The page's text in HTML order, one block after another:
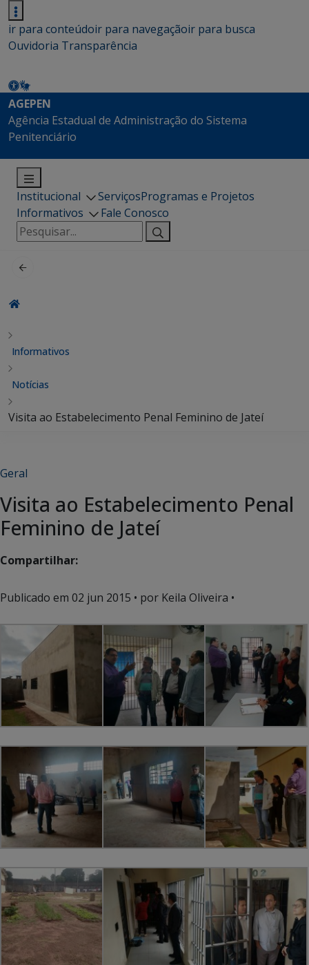
ir para conteúdoir para navegaçãoir para busca
Ouvidoria Transparência
AGEPEN
Agência Estadual de Administração do Sistema
Penitenciário
Institucional ServiçosProgramas e Projetos
Informativos
Fale Conosco
Pesquisar
por:
Informativos
Notícias
Visita ao Estabelecimento Penal Feminino de Jateí
Geral
Visita ao Estabelecimento Penal
Feminino de Jateí
Compartilhar:
Publicado em 02 jun 2015 • por Keila Oliveira •